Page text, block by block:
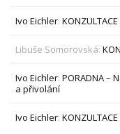
Ivo Eichler:
Libuše Somorovská:
Ivo Eichler:PORADNA –
a přivolání
Ivo Eichler: